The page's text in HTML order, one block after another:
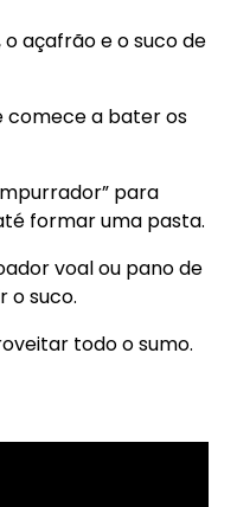
açafrão e o suco de
comece a bater os
para
formar uma pasta.
voal ou pano de
o suco.
todo o sumo.